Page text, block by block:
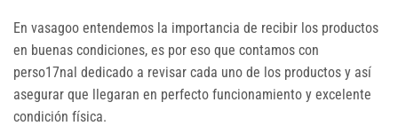
En vasagoo entendemos la importancia de recibir los productos
en buenas condiciones, es por eso que contamos con
perso17nal dedicado a revisar cada uno de los productos y así
asegurar que llegaran en perfecto funcionamiento y excelente
condición física.